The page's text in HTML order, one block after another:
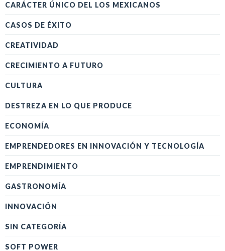
CARÁCTER ÚNICO DEL LOS MEXICANOS
CASOS DE ÉXITO
CREATIVIDAD
CRECIMIENTO A FUTURO
CULTURA
DESTREZA EN LO QUE PRODUCE
ECONOMÍA
EMPRENDEDORES EN INNOVACIÓN Y TECNOLOGÍA
EMPRENDIMIENTO
GASTRONOMÍA
INNOVACIÓN
SIN CATEGORÍA
SOFT POWER